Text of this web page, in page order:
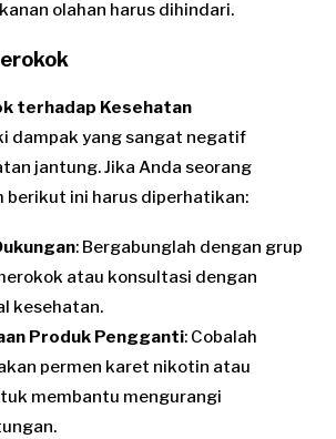
olahan harus dihindari.
terhadap Kesehatan
dampak yang sangat negatif
jantung. Jika Anda seorang
berikut ini harus diperhatikan:
: Bergabunglah dengan grup
atau konsultasi dengan
kesehatan.
Produk Pengganti: Cobalah
permen karet nikotin atau
membantu mengurangi